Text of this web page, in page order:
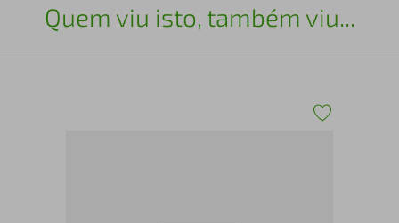
Quem viu isto, também viu...